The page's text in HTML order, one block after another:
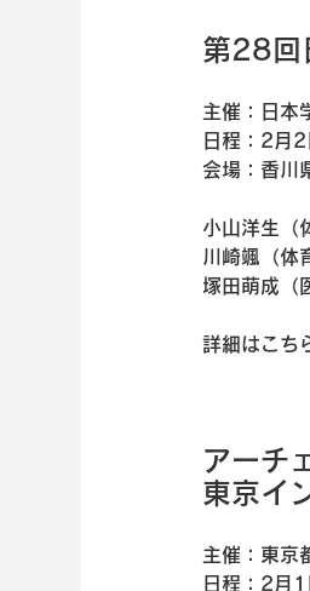
第28回
主催：日本
日程：2月2
会場：香川
小山洋生（
川崎颯（
塚田萌成
詳細はこち
アーチ
東京イ
主催：東京
日程：2月1